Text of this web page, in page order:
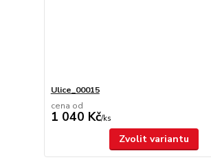
Ulice_00015
cena od
1 040 Kč/ks
Zvolit variantu